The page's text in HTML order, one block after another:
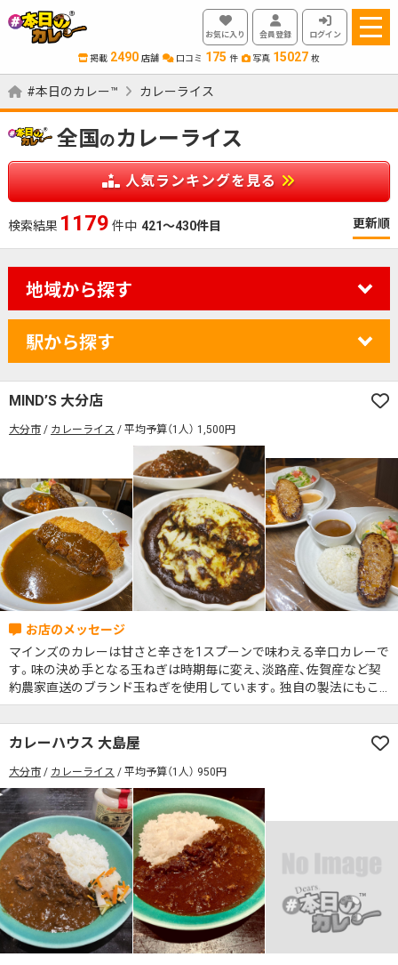
お気に入り 会員登録 ログイン
掲載 2490 店舗 口コミ 175 件 写真 15027 枚
#本日のカレー™ カレーライス
全国 のカレーライス
人気ランキングを見る
検索結果 1179 件中 421～430件目 更新順
地域から探す
カレーのジャンルを絞り込む
1人でも入りやすいお店
モーニングあり ランチあり 夜10時以降も営業
年中無休 5名以上の団体歓迎 テイクアウトOK
デリバリー対応 禁煙席のみ 喫煙席あり
カウンター席あり テーブル席あり テラス席あり
テラス席ペット可 子連れ・赤ちゃんOK
カレー専門店 辛さが選べるお店
キッズメニューあり ポイント貯まる・使える
カード決済可 電子マネー決済可
#本日のカレー見た！で特典あり
駅から探す
カレーのジャンルを絞り込む
駅から徒歩5分以内
無料駐車場あり 1人でも入りやすいお店
モーニングあり ランチあり 夜10時以降も営業
年中無休 5名以上の団体歓迎 テイクアウトOK
デリバリー対応 禁煙席のみ 喫煙席あり
カウンター席あり
テラス席ペット可 子連れ・赤ちゃんOK
カレー専門店 辛さが選べるお店
キッズメニューあり ポイント貯まる・使える
#本日のカレー見た！で特典あり
検索する
MIND’S 大分店
大分市 カレーライス 平均予算（1人） 1,500円
マインズのカレーは甘さと辛さを1スプーンで味わえる辛口カレーで
す。味の決め手となる玉ねぎは時期毎に変え、淡路産、佐賀産など契
約農家直送のブランド玉ねぎを使用しています。独自の製法にもこ
だわり、数種類の野菜を濃い飴色になるまで1週間かけて炒め、1/5ま
で凝縮させることで、野菜本来の自然な甘さを引き出しています。し
ばらくすると「すっきりした甘さ」が口全体に広がる「新感覚」のカレ
カレーハウス 大島屋
大分市 カレーライス 平均予算（1人） 950円